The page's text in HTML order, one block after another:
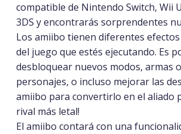
compatible de Nintendo Switch, Wii
3DS y encontrarás sorprendentes
Los amiibo tienen diferentes
del juego que estés ejecutando. Es
desbloquear nuevos modos, armas
personajes, o incluso mejorar las
amiibo para convertirlo en el aliado
rival más letal!
El amiibo contará con una